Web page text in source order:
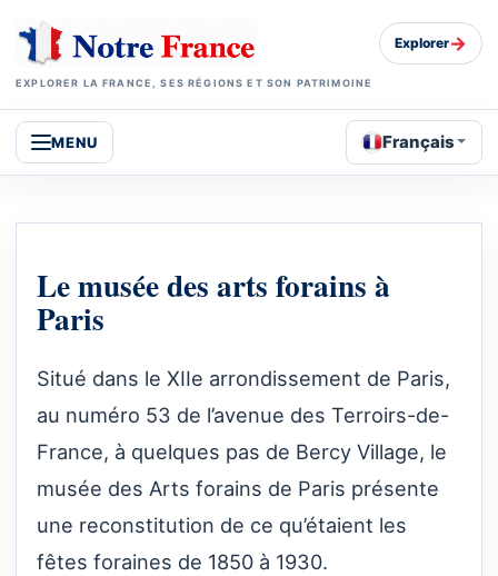
EXPLORER LA FRANCE, SES RÉGIONS ET SON PATRIMOINE
Explorer→
MENU Français
Le musée des arts forains à
Paris
Situé dans le XIIe arrondissement de Paris,
au numéro 53 de l’avenue des Terroirs-de-
France, à quelques pas de Bercy Village, le
musée des Arts forains de Paris présente
une reconstitution de ce qu’étaient les
fêtes foraines de 1850 à 1930.